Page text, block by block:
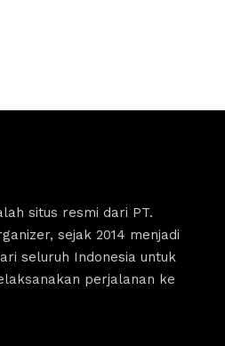
situs resmi dari PT.
sejak 2014 menjadi
seluruh Indonesia untuk
perjalanan ke